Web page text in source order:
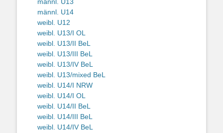
männl. U14
weibl. U12
weibl. U13/I OL
weibl. U13/II BeL
weibl. U13/III BeL
weibl. U13/IV BeL
weibl. U13/mixed BeL
weibl. U14/I NRW
weibl. U14/I OL
weibl. U14/II BeL
weibl. U14/III BeL
weibl. U14/IV BeL